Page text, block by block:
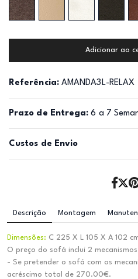
Adicionar ao
Referência: AMANDA3L-RELAX
Prazo de Entrega: 6 a 7
Custos de Envio
Descrição Montagem
Dimensões: C 225 X L 105 X A 102
O preço do sofá inclui 2
- Se pretender o sofá com os
acréscimo total de 270.00€.